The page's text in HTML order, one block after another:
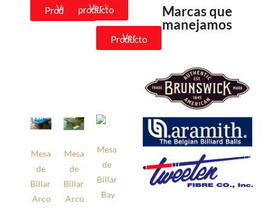
Marcas que
manejamos
Ver
Producto Ver
producto
k
Ver
Producto
Mesa
de
Billar
Arco
Mesa
de
Billar
Arco
Mesa
de
Billar
Bay